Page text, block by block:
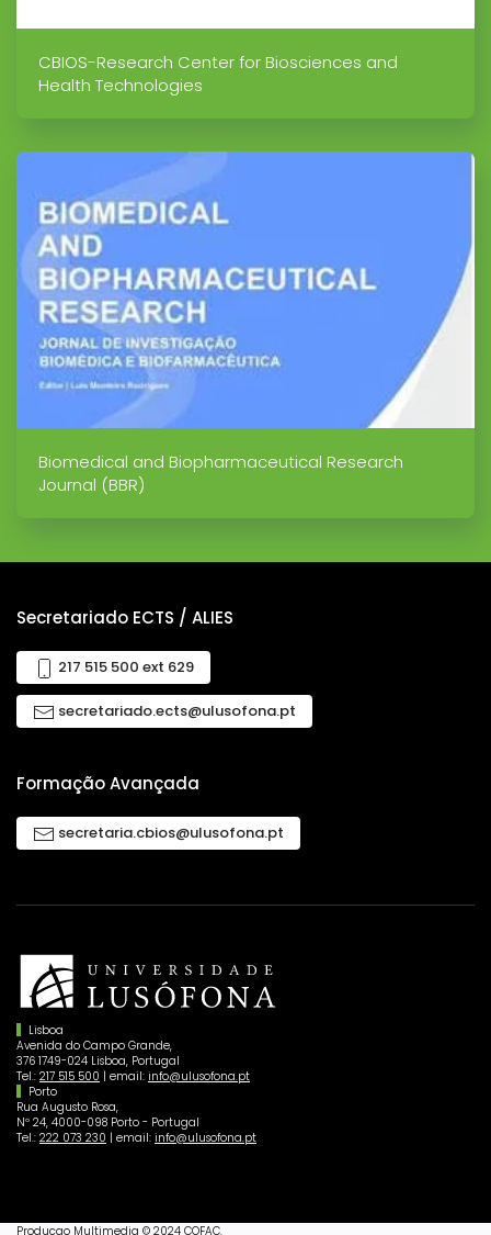
CBIOS-Research Center for Biosciences and
Health Technologies
Biomedical and Biopharmaceutical Research
Journal (BBR)
Secretariado ECTS / ALIES
217 515 500 ext 629
secretariado.ects@ulusofona.pt
Formação Avançada
secretaria.cbios@ulusofona.pt
Lisboa
Avenida do Campo Grande,
376 1749-024 Lisboa, Portugal
Tel.: 217 515 500 | email: info@ulusofona.pt
Porto
Rua Augusto Rosa,
Nº 24, 4000-098 Porto - Portugal
Tel.: 222 073 230 | email: info@ulusofona.pt
Producao Multimedia © 2024 COFAC.